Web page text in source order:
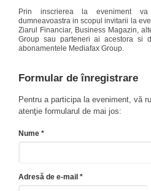
Prin inscrierea la eveniment
dumneavoastra in scopul invitarii la
Ziarul Financiar, Business Magazin,
Group sau parteneri ai acestora si
abonamentele Mediafax Group.
Formular de înregistrare
Pentru a participa la eveniment, vă
atenţie formularul de mai jos:
Nume *
Adresă de e-mail *